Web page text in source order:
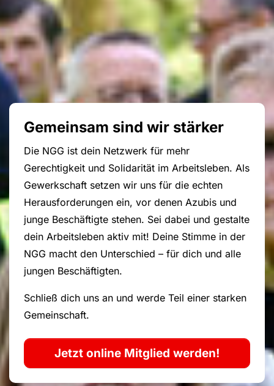
Gemeinsam sind wir stärker
Die NGG ist dein Netzwerk für mehr
Gerechtigkeit und Solidarität im Arbeitsleben. Als
Gewerkschaft setzen wir uns für die echten
Herausforderungen ein, vor denen Azubis und
junge Beschäftigte stehen. Sei dabei und gestalte
dein Arbeitsleben aktiv mit! Deine Stimme in der
NGG macht den Unterschied – für dich und alle
jungen Beschäftigten.
Schließ dich uns an und werde Teil einer starken
Gemeinschaft.
Jetzt online Mitglied werden!